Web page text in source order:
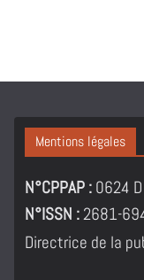
Mentions légales
N°CPPAP : 0624
N°ISSN :2681-
Directrice de la